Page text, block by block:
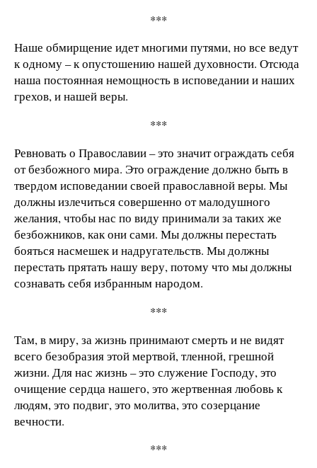
***
Наше обмирщение идет многими путями, но все ведут
к одному – к опустошению нашей духовности. Отсюда
наша постоянная немощность в исповедании и наших
грехов, и нашей веры.
***
Ревновать о Православии – это значит ограждать себя
от безбожного мира. Это ограждение должно быть в
твердом исповедании своей православной веры. Мы
должны излечиться совершенно от малодушного
желания, чтобы нас по виду принимали за таких же
безбожников, как они сами. Мы должны перестать
бояться насмешек и надругательств. Мы должны
перестать прятать нашу веру, потому что мы должны
сознавать себя избранным народом.
***
Там, в миру, за жизнь принимают смерть и не видят
всего безобразия этой мертвой, тленной, грешной
жизни. Для нас жизнь – это служение Господу, это
очищение сердца нашего, это жертвенная любовь к
людям, это подвиг, это молитва, это созерцание
вечности.
***